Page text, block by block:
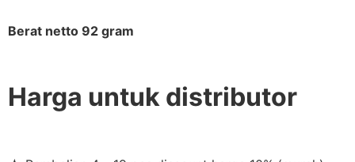
Berat netto 92 gram
Harga untuk distributor